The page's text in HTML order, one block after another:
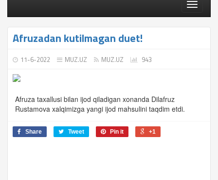
Toggle
Afruzadan kutilmagan duet!
11-6-2022 MUZ.UZ MUZ.UZ 943
Afruza taxallusi bilan ijod qiladigan xonanda Dilafruz
Rustamova xalqimizga yangi ijod mahsulini taqdim etdi.
Share Tweet Pin it +1